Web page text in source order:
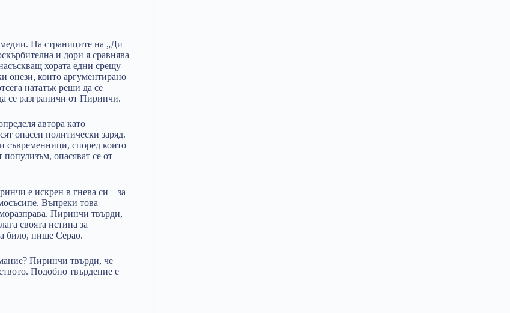
На страниците на „Ди
и дори я сравнява
хората едни срещу
онези, които аргументирано
нататък реши да се
се разграничи от Пиринчи.
автора като
опасен политически заряд.
съвременници, според които
опасяват се от
е искрен в гнева си – за
Въпреки това
Пиринчи твърди,
своята истина за
било, пише Серао.
Пиринчи твърди, че
Подобно твърдение е